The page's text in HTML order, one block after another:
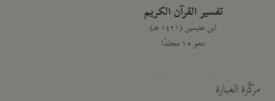
تفسير القرآن الكريم
ابن عثيمين (١٤٢١ هـ)
نحو ١٥ مجلدًا
مركَّزة العبارة